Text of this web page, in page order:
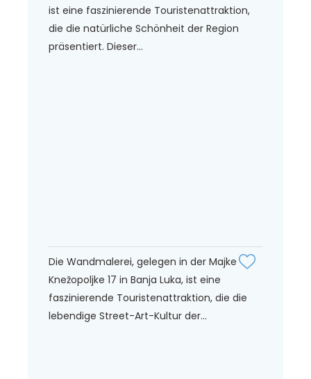
ist eine faszinierende Touristenattraktion,
die die natürliche Schönheit der Region
präsentiert. Dieser...
Die Wandmalerei, gelegen in der Majke
Knežopoljke 17 in Banja Luka, ist eine
faszinierende Touristenattraktion, die die
lebendige Street-Art-Kultur der...